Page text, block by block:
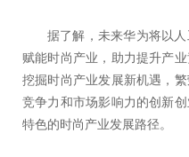
据了解，未来华为将以
赋能时尚产业，助力提升产
挖掘时尚产业发展新机遇，
竞争力和市场影响力的创新
特色的时尚产业发展路径。